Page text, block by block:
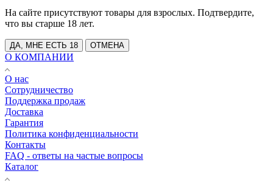
На сайте присутствуют товары для взрослых. Подтвердите,
что вы старше 18 лет.
ДА, МНЕ ЕСТЬ 18 ОТМЕНА
О КОМПАНИИ
О нас
Сотрудничество
Поддержка продаж
Доставка
Гарантия
Политика конфиденциальности
Контакты
FAQ - ответы на частые вопросы
Каталог